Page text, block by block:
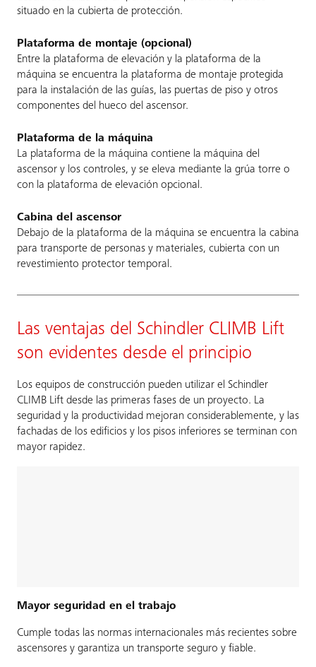
situado en la cubierta de protección.
Plataforma de montaje (opcional)
Entre la plataforma de elevación y la plataforma de la
máquina se encuentra la plataforma de montaje protegida
para la instalación de las guías, las puertas de piso y otros
componentes del hueco del ascensor.
Plataforma de la máquina
La plataforma de la máquina contiene la máquina del
ascensor y los controles, y se eleva mediante la grúa torre o
con la plataforma de elevación opcional.
Cabina del ascensor
Debajo de la plataforma de la máquina se encuentra la cabina
para transporte de personas y materiales, cubierta con un
revestimiento protector temporal.
Las ventajas del Schindler CLIMB Lift
son evidentes desde el principio
Los equipos de construcción pueden utilizar el Schindler
CLIMB Lift desde las primeras fases de un proyecto. La
seguridad y la productividad mejoran considerablemente, y las
fachadas de los edificios y los pisos inferiores se terminan con
mayor rapidez.
Mayor seguridad en el trabajo
Cumple todas las normas internacionales más recientes sobre
ascensores y garantiza un transporte seguro y fiable.